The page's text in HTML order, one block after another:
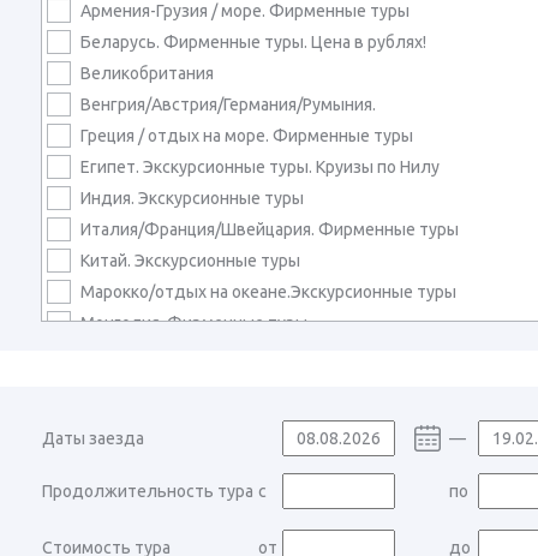
Армения-Грузия / море. Фирменные туры
Беларусь. Фирменные туры. Цена в рублях!
Великобритания
Венгрия/Австрия/Германия/Румыния.
Греция / отдых на море. Фирменные туры
Египет. Экскурсионные туры. Круизы по Нилу
Индия. Экскурсионные туры
Италия/Франция/Швейцария. Фирменные туры
Китай. Экскурсионные туры
Марокко/отдых на океане.Экскурсионные туры
Монголия. Фирменные туры
Турция / отдых на море. Фирменные туры
Узбекистан. Экскурсионные туры
Россия. Алтай. Байкал. Сибирь
Россия. Архангельск
Даты заезда —
Продолжительность тура с по
Стоимость тура от до